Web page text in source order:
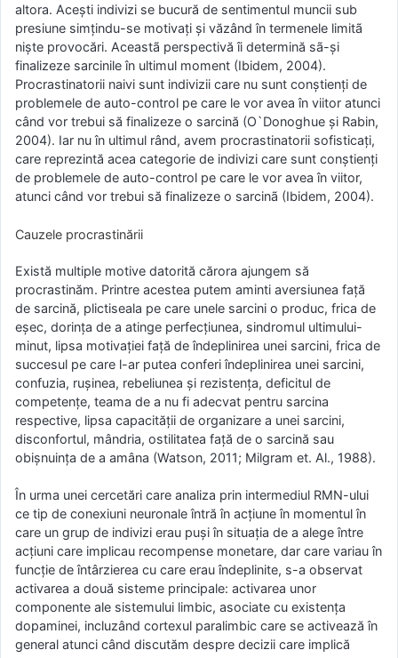
altora. Acești indivizi se bucură de sentimentul muncii sub
presiune simțindu-se motivați și văzând în termenele limitã
niște provocări. Aceastã perspectivă îi determină sã-și
finalizeze sarcinile în ultimul moment (Ibidem, 2004).
Procrastinatorii naivi sunt indivizii care nu sunt conștienți de
problemele de auto-control pe care le vor avea în viitor atunci
când vor trebui să finalizeze o sarcină (O`Donoghue și Rabin,
2004). Iar nu în ultimul rând, avem procrastinatorii sofisticați,
care reprezintă acea categorie de indivizi care sunt conștienți
de problemele de auto-control pe care le vor avea în viitor,
atunci când vor trebui să finalizeze o sarcinã (Ibidem, 2004).
Cauzele procrastinării
Există multiple motive datorită cărora ajungem să
procrastinăm. Printre acestea putem aminti aversiunea față
de sarcină, plictiseala pe care unele sarcini o produc, frica de
eșec, dorința de a atinge perfecțiunea, sindromul ultimului-
minut, lipsa motivației față de îndeplinirea unei sarcini, frica de
succesul pe care l-ar putea conferi îndeplinirea unei sarcini,
confuzia, rușinea, rebeliunea și rezistența, deficitul de
competențe, teama de a nu fi adecvat pentru sarcina
respective, lipsa capacității de organizare a unei sarcini,
disconfortul, mândria, ostilitatea față de o sarcină sau
obișnuința de a amâna (Watson, 2011; Milgram et. Al., 1988).
În urma unei cercetări care analiza prin intermediul RMN-ului
ce tip de conexiuni neuronale întră în acțiune în momentul în
care un grup de indivizi erau puși în situația de a alege între
acțiuni care implicau recompense monetare, dar care variau în
funcție de întârzierea cu care erau îndeplinite, s-a observat
activarea a două sisteme principale: activarea unor
componente ale sistemului limbic, asociate cu existența
dopaminei, incluzând cortexul paralimbic care se activează în
general atunci când discutăm despre decizii care implică